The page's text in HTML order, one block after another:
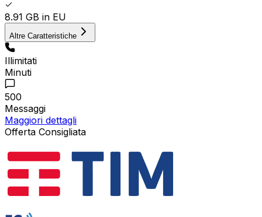
8.91 GB in EU
Altre Caratteristiche
Illimitati
Minuti
500
Messaggi
Maggiori dettagli
Offerta Consigliata